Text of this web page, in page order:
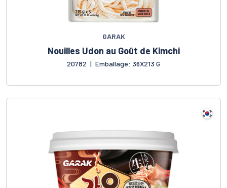
GARAK
Nouilles Udon au Goût de Kimchi
20782 | Emballage: 36X213 G